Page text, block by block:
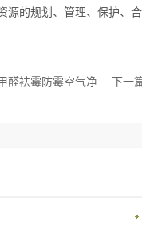
源的规划、管理、保护、
醛袪霉防霉空气净 下一